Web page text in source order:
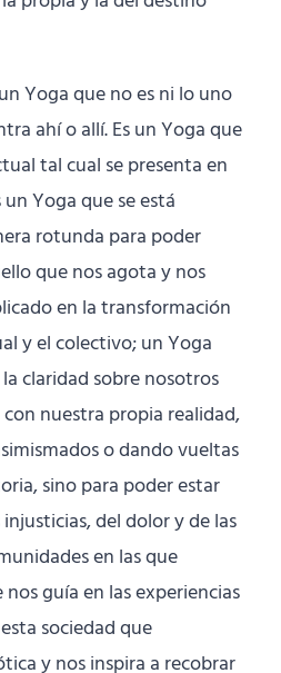
Yoga que no es ni lo uno
ahí o allí. Es un Yoga que
tal cual se presenta en
Yoga que se está
rotunda para poder
que nos agota y nos
en la transformación
y el colectivo; un Yoga
claridad sobre nosotros
nuestra propia realidad,
o dando vueltas
sino para poder estar
del dolor y de las
en las que
guía en las experiencias
sociedad que
y nos inspira a recobrar